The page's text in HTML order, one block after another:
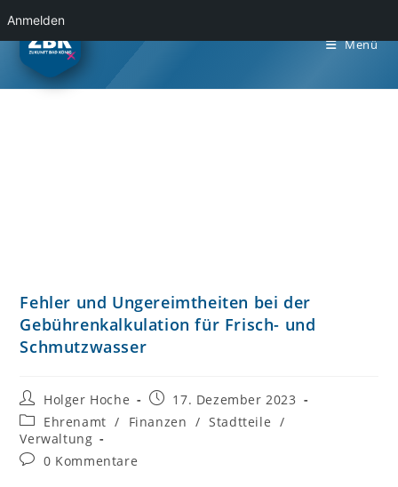
Anmelden
Menü
Fehler und Ungereimtheiten bei der
Gebührenkalkulation für Frisch- und
Schmutzwasser
Holger Hoche
17. Dezember 2023
Ehrenamt / Finanzen / Stadtteile /
Verwaltung
0 Kommentare